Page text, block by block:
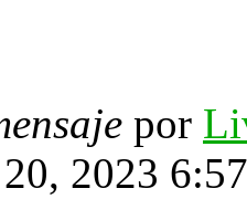
por
2023